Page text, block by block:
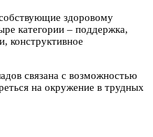
здоровому
категории – поддержка,
конструктивное
связана с возможностью
на окружение в трудных